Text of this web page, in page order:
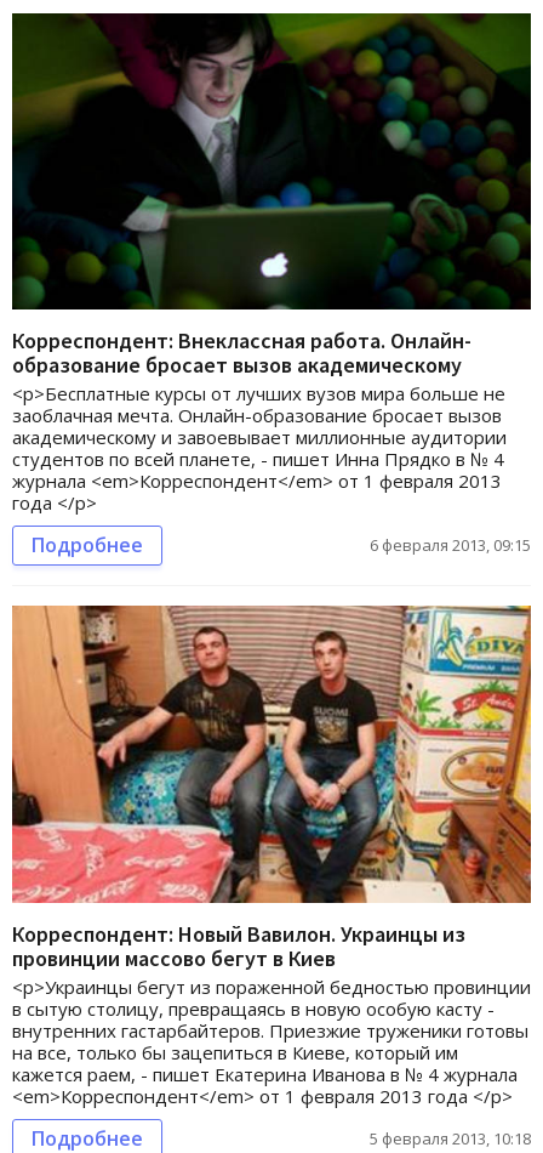
Корреспондент: Внеклассная работа. Онлайн-
образование бросает вызов академическому
<p>Бесплатные курсы от лучших вузов мира больше не
заоблачная мечта. Онлайн-образование бросает вызов
академическому и завоевывает миллионные аудитории
студентов по всей планете, - пишет Инна Прядко в № 4
журнала <em>Корреспондент</em> от 1 февраля 2013
года </p>
Подробнее 6 февраля 2013, 09:15
Корреспондент: Новый Вавилон. Украинцы из
провинции массово бегут в Киев
<p>Украинцы бегут из пораженной бедностью провинции
в сытую столицу, превращаясь в новую особую касту -
внутренних гастарбайтеров. Приезжие труженики готовы
на все, только бы зацепиться в Киеве, который им
кажется раем, - пишет Екатерина Иванова в № 4 журнала
<em>Корреспондент</em> от 1 февраля 2013 года </p>
Подробнее 5 февраля 2013, 10:18